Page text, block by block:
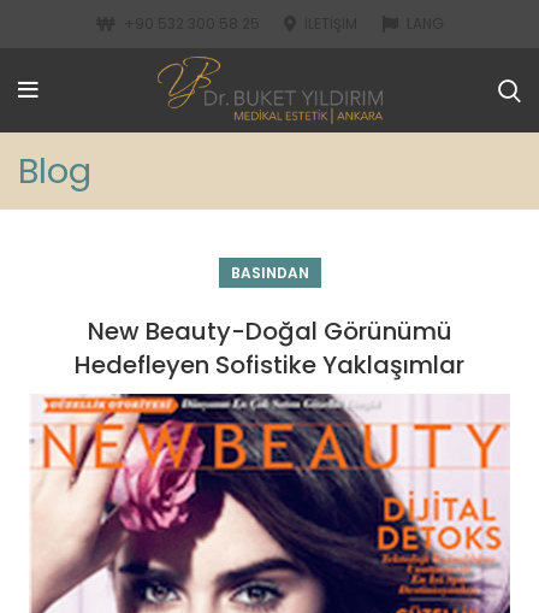
Blog
BASINDAN
New Beauty-Doğal Görünümü
Hedefleyen Sofistike Yaklaşımlar